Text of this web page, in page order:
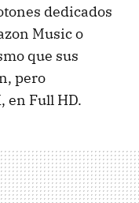
dedicados
Music o
que sus
pero
en Full HD.